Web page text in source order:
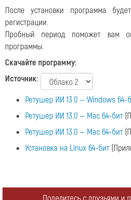
После установки программа
регистрации.
Пробный период поможет вам
программы.
Скачайте программу:
Источник:
Ретушер ИИ 13.0 — Windows 64-
Ретушер ИИ 13.0 — Mac 64-бит
Ретушер ИИ 13.0 — Mac 64-бит
Установка на Linux 64-бит